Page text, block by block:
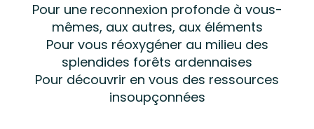
Pour une reconnexion profonde à vous-
mêmes, aux autres, aux éléments
Pour vous réoxygéner au milieu des
splendides forêts ardennaises
Pour découvrir en vous des ressources
insoupçonnées